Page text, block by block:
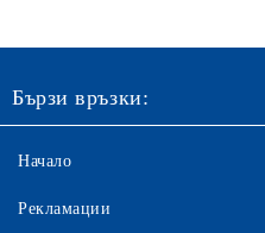
Бързи връзки:
Начало
Рекламации